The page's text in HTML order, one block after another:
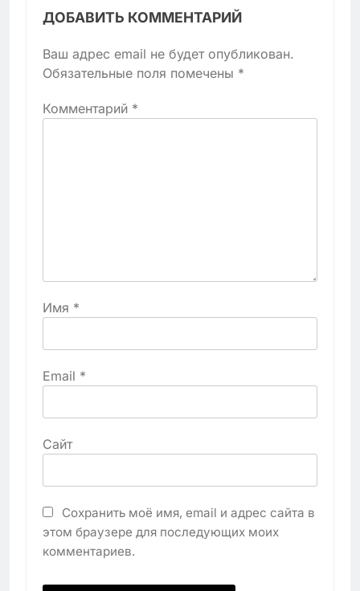
ДОБАВИТЬ КОММЕНТАРИЙ
Ваш адрес email не будет опубликован.
Обязательные поля помечены *
Комментарий *
Имя *
Email *
Сайт
Сохранить моё имя, email и адрес сайта в
этом браузере для последующих моих
комментариев.